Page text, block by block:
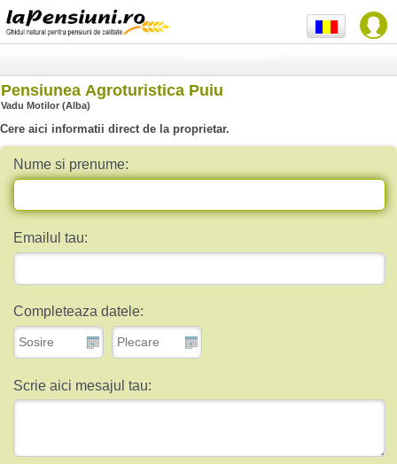
Pensiunea Agroturistica Puiu
Vadu Motilor (Alba)
Cere aici informatii direct de la proprietar.
Nume si prenume:
Emailul tau:
Completeaza datele:
Scrie aici mesajul tau: